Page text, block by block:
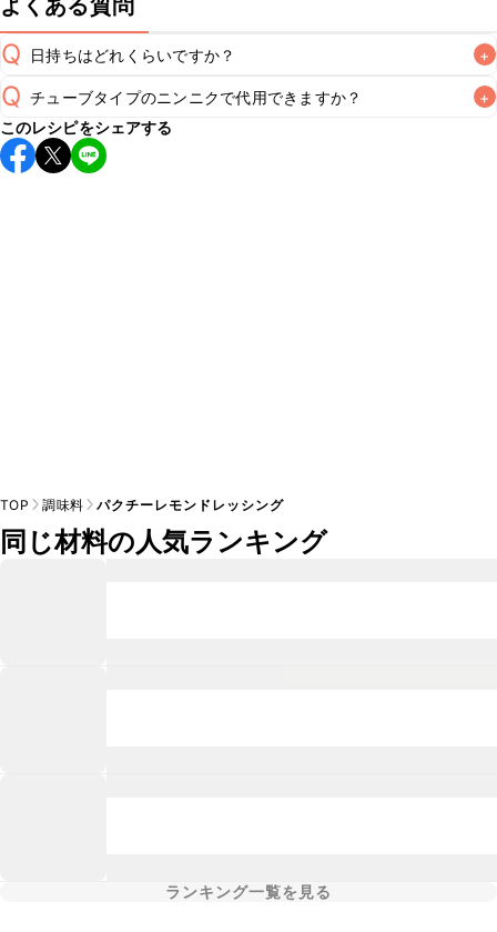
よくある質問
Q 日持ちはどれくらいですか？ +
A
保存期間は冷蔵で2~3日が目安です。なるべくお早めにお召
し上がりください。
※日持ちは目安です。
Q チューブタイプのニンニクで代用できますか？ +
A
チューブタイプのニンニクを使用してもお作りいただけま
す。小さじ1を目安に加え、お好みの風味になるようご調節く
このレシピをシェアする
TOP 調味料 パクチーレモンドレッシング
同じ材料の人気ランキング
ランキング一覧を見る